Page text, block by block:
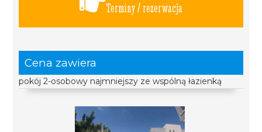
Terminy / rezerwacja
Cena zawiera
pokój 2-osobowy najmniejszy ze wspólną łazienką